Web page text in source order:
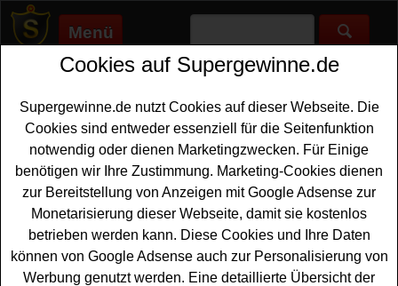
Menü
Supergewinne.de>Gewinnspiele>Fanartikel Gewinnspiele
Anzeige:
Anzeige:
Die Getränke Könner Gewinnspiel -
in der App WM Pakete und
Gutscheine gewinnen
Cookies auf Supergewinne.de
Supergewinne.de nutzt Cookies auf dieser Webseite. Die
Cookies sind entweder essenziell für die Seitenfunktion
notwendig oder dienen Marketingzwecken. Für Einige
benötigen wir Ihre Zustimmung. Marketing-Cookies dienen
zur Bereitstellung von Anzeigen mit Google Adsense zur
Monetarisierung dieser Webseite, damit sie kostenlos
betrieben werden kann. Diese Cookies und Ihre Daten
können von Google Adsense auch zur Personalisierung von
Werbung genutzt werden. Eine detaillierte Übersicht der